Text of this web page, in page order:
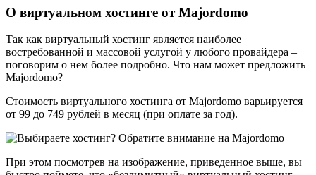
О виртуальном хостинге от Majordomo
Так как виртуальный хостинг является наиболее
востребованной и массовой услугой у любого провайдера –
поговорим о нем более подробно. Что нам может предложить
Majordomo?
Стоимость виртуального хостинга от Majordomo варьируется
от 99 до 749 рублей в месяц (при оплате за год).
При этом посмотрев на изображение, приведенное выше, вы